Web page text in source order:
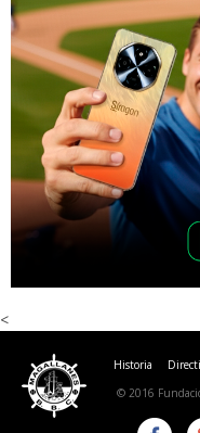
<
Historia
© 2016